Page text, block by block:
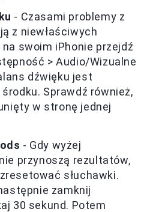
- Czasami problemy z
z niewłaściwych
swoim iPhonie przejdź
> Audio/Wizualne
dźwięku jest
Sprawdź również,
w stronę jednej
- Gdy wyżej
przynoszą rezultatów,
słuchawki.
zamknij
30 sekund. Potem